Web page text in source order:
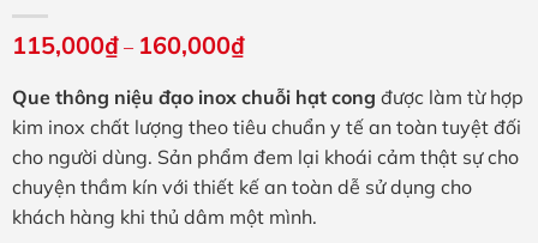
115,000₫ – 160,000₫Khoảng
giá:
115,000₫
đến
160,000₫
Que thông niệu đạo inox chuỗi hạt cong được làm từ hợp
kim inox chất lượng theo tiêu chuẩn y tế an toàn tuyệt đối
cho người dùng. Sản phẩm đem lại khoái cảm thật sự cho
chuyện thầm kín với thiết kế an toàn dễ sử dụng cho
khách hàng khi thủ dâm một mình.